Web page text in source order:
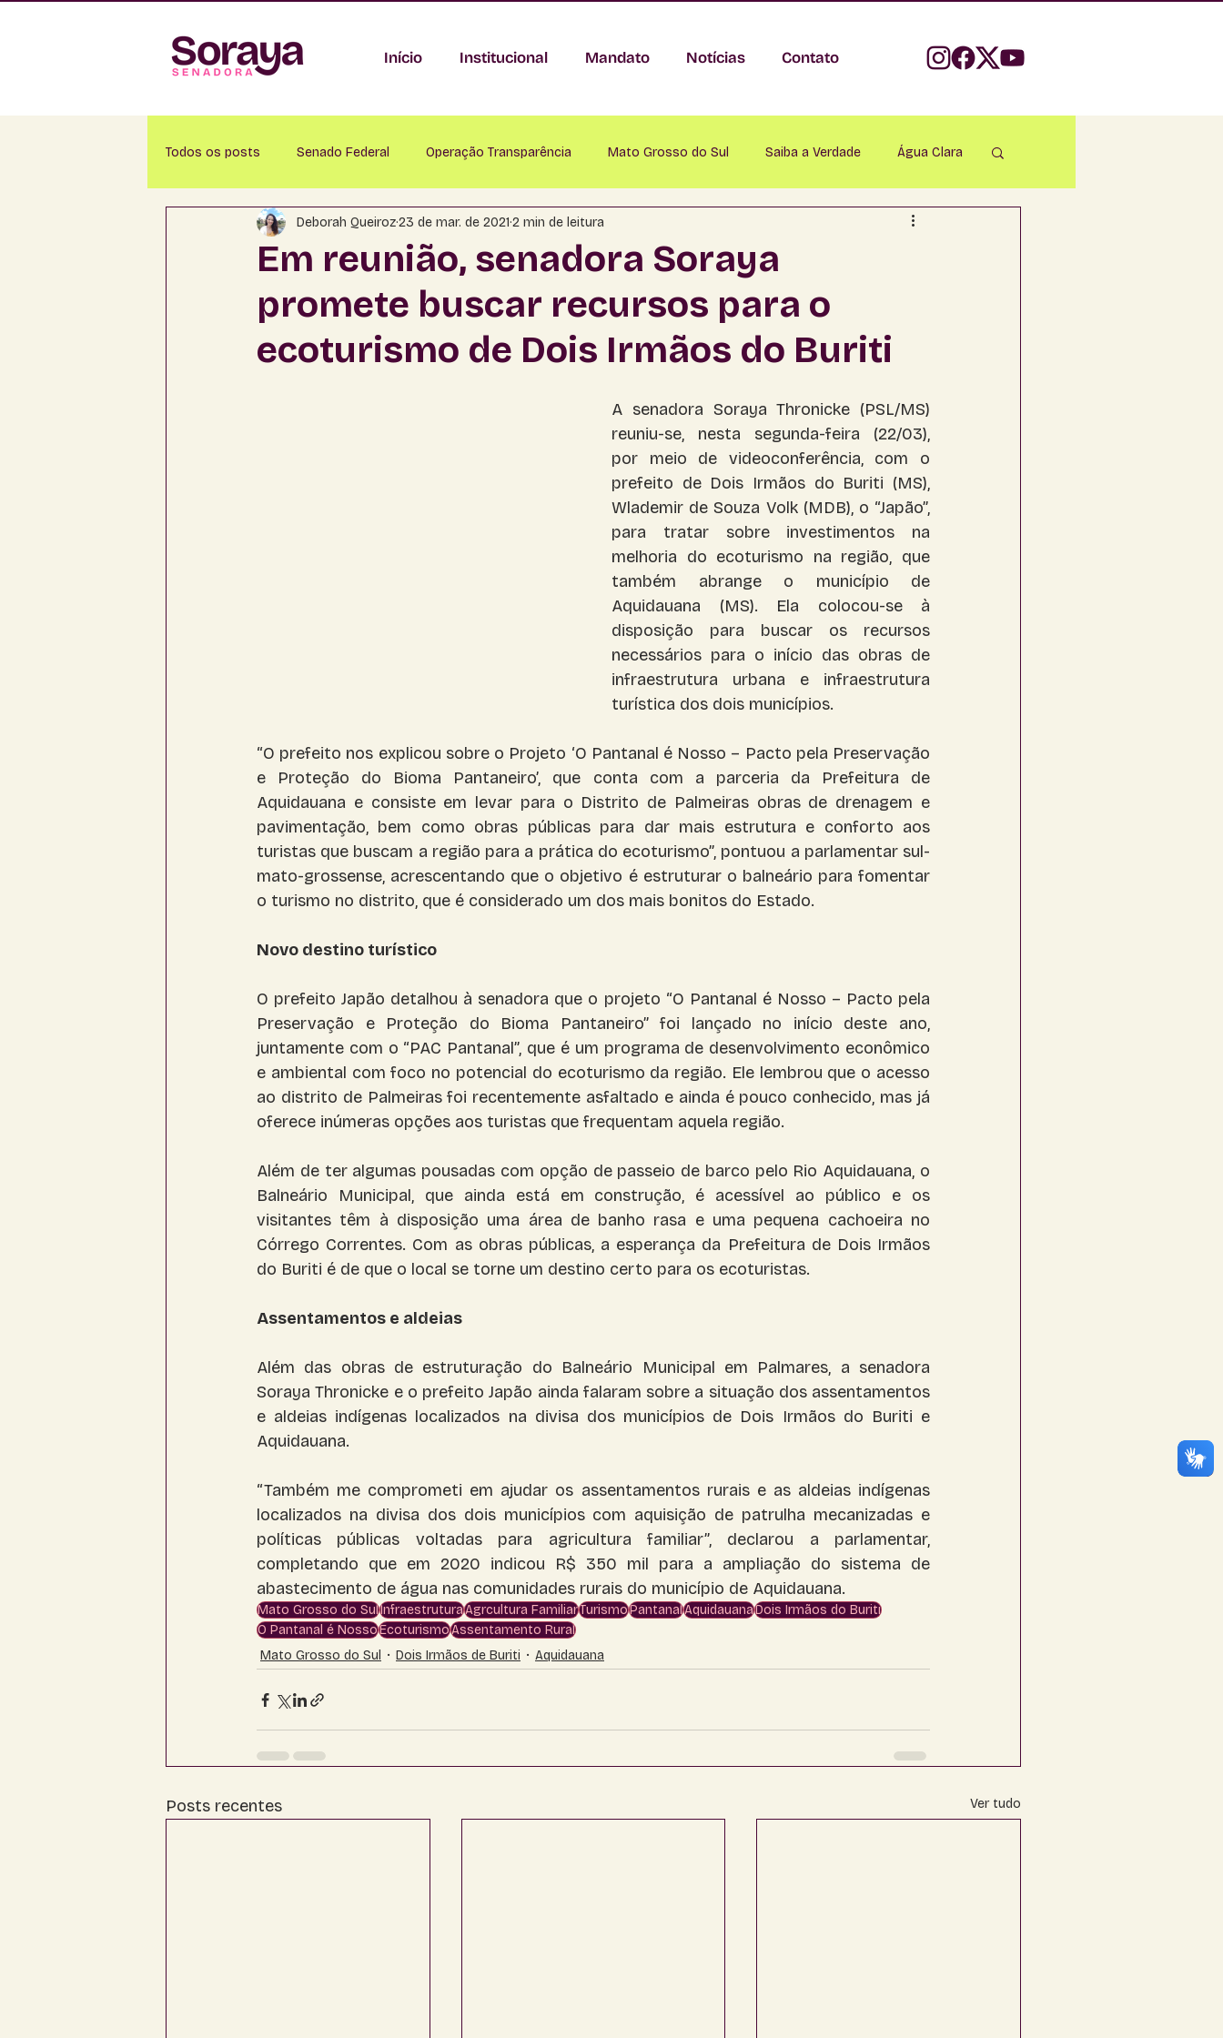
Início Institucional Mandato Notícias Contato
Todos os posts Senado Federal Operação Transparência Mato Grosso do Sul Saiba a Verdade Água Clara
Alcinópolis Amambaí Anastácio Anaurilândia Angélica Aparecida do Taboado
Aquidauana Bandeirantes Bataguassu Baytaporã Bela Vista Bodoquena
Em reunião, senadora Soraya
promete buscar recursos para o
ecoturismo de Dois Irmãos do Buriti
Deborah Queiroz23 de mar. de 2021 2 min de leitura
A senadora Soraya Thronicke (PSL/MS)
reuniu-se, nesta segunda-feira (22/03),
por meio de videoconferência, com o
prefeito de Dois Irmãos do Buriti (MS),
Wlademir de Souza Volk (MDB), o “Japão”,
para tratar sobre investimentos na
melhoria do ecoturismo na região, que
também abrange o município de
Aquidauana (MS). Ela colocou-se à
disposição para buscar os recursos
necessários para o início das obras de
infraestrutura urbana e infraestrutura
turística dos dois municípios.
“O prefeito nos explicou sobre o Projeto ‘O Pantanal é Nosso – Pacto pela Preservação
e Proteção do Bioma Pantaneiro’, que conta com a parceria da Prefeitura de
Aquidauana e consiste em levar para o Distrito de Palmeiras obras de drenagem e
pavimentação, bem como obras públicas para dar mais estrutura e conforto aos
turistas que buscam a região para a prática do ecoturismo”, pontuou a parlamentar sul-
mato-grossense, acrescentando que o objetivo é estruturar o balneário para fomentar
o turismo no distrito, que é considerado um dos mais bonitos do Estado.
Novo destino turístico
O prefeito Japão detalhou à senadora que o projeto “O Pantanal é Nosso – Pacto pela
Preservação e Proteção do Bioma Pantaneiro” foi lançado no início deste ano,
juntamente com o “PAC Pantanal”, que é um programa de desenvolvimento econômico
e ambiental com foco no potencial do ecoturismo da região. Ele lembrou que o acesso
ao distrito de Palmeiras foi recentemente asfaltado e ainda é pouco conhecido, mas já
oferece inúmeras opções aos turistas que frequentam aquela região.
Além de ter algumas pousadas com opção de passeio de barco pelo Rio Aquidauana, o
Balneário Municipal, que ainda está em construção, é acessível ao público e os
visitantes têm à disposição uma área de banho rasa e uma pequena cachoeira no
Córrego Correntes. Com as obras públicas, a esperança da Prefeitura de Dois Irmãos
do Buriti é de que o local se torne um destino certo para os ecoturistas.
Assentamentos e aldeias
Além das obras de estruturação do Balneário Municipal em Palmares, a senadora
Soraya Thronicke e o prefeito Japão ainda falaram sobre a situação dos assentamentos
e aldeias indígenas localizados na divisa dos municípios de Dois Irmãos do Buriti e
Aquidauana.
“Também me comprometi em ajudar os assentamentos rurais e as aldeias indígenas
localizados na divisa dos dois municípios com aquisição de patrulha mecanizadas e
políticas públicas voltadas para agricultura familiar”, declarou a parlamentar,
completando que em 2020 indicou R$ 350 mil para a ampliação do sistema de
abastecimento de água nas comunidades rurais do município de Aquidauana.​
Mato Grosso do SulInfraestruturaAgrcultura FamiliarTurismoPantanalAquidauanaDois Irmãos do Buriti
O Pantanal é NossoEcoturismoAssentamento Rural
Mato Grosso do Sul
Dois Irmãos de Buriti Aquidauana
Posts recentes Ver tudo